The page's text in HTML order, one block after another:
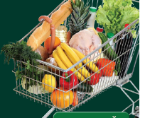
TOGA"Voditeljka
koji ČEKA BEBU
SUROVO
DA ODAHNU:
prošlo..."